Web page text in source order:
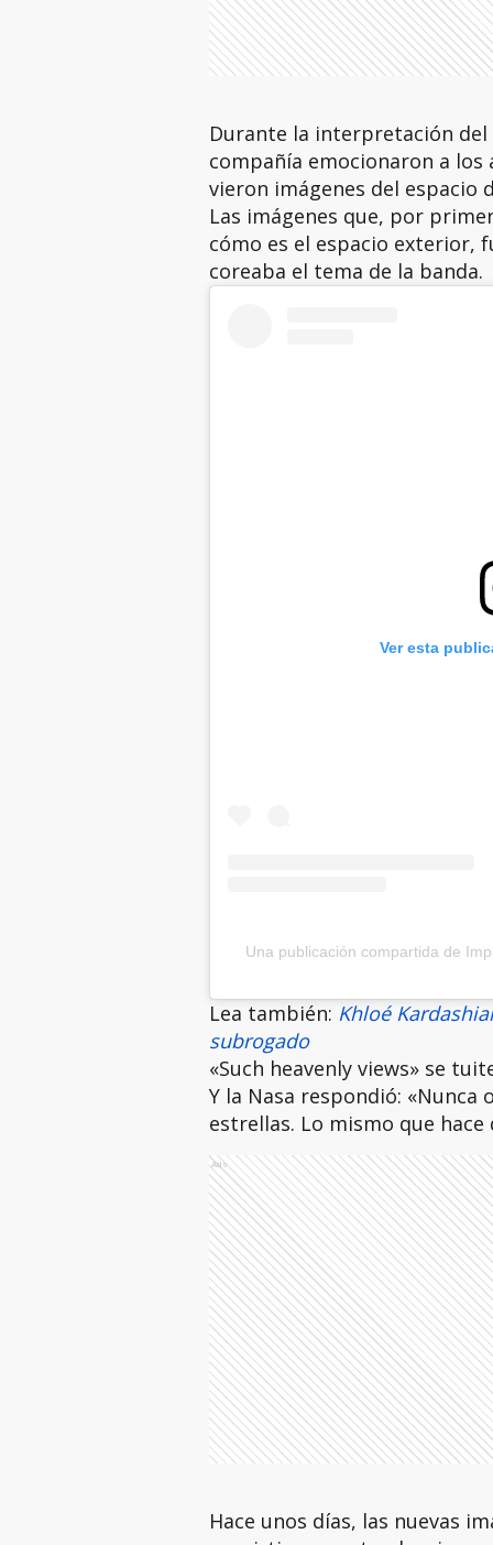
Durante la interpretación
compañía emocionaron a los
vieron imágenes del espacio
Las imágenes que, por
cómo es el espacio exterior,
coreaba el tema de la banda.
Ver esta
Una publicación compartida de
Lea también: Khloé
subrogado
«Such heavenly views» se
Y la Nasa respondió: «Nunca
estrellas. Lo mismo que
Ads
Hace unos días, las nuevas